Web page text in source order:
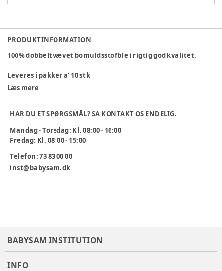
PRODUKTINFORMATION
100% dobbeltvævet bomuldsstofble i rigtig god kvalitet.
Leveres i pakker a' 10 stk
Varenummer:
Læs mere
HAR DU ET SPØRGSMÅL? SÅ KONTAKT OS ENDELIG.
Mandag - Torsdag: Kl. 08:00 - 16:00
Fredag: Kl. 08:00 - 15:00
Telefon: 73 83 00 00
inst@babysam.dk
BABYSAM INSTITUTION
INFO